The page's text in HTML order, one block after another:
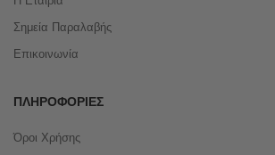
Σημεία Παραλαβής
Επικοινωνία
ΠΛΗΡΟΦΟΡΊΕΣ
Όροι Χρήσης